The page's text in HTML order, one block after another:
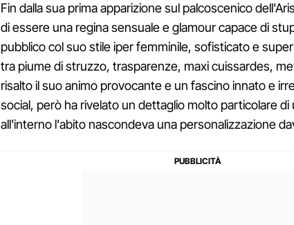
Fin dalla sua prima apparizione sul palcoscenico
di essere una regina sensuale e glamour capace di
pubblico col suo stile iper femminile, sofisticato e
tra piume di struzzo, trasparenze, maxi cuissardes,
risalto il suo animo provocante e un fascino innato e
social, però ha rivelato un dettaglio molto particolare
all'interno l'abito nascondeva una personalizzazione